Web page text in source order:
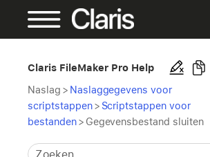
Claris FileMaker Pro Help
Naslag > Naslaggegevens voor
scriptstappen > Scriptstappen voor
bestanden> Gegevensbestand sluiten